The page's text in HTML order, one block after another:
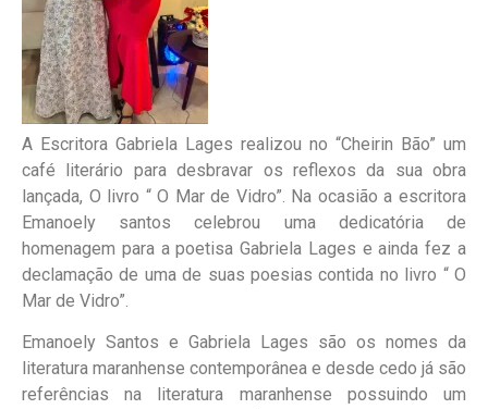
A Escritora Gabriela Lages realizou no “Cheirin Bão” um
café literário para desbravar os reflexos da sua obra
lançada, O livro “ O Mar de Vidro”. Na ocasião a escritora
Emanoely santos celebrou uma dedicatória de
homenagem para a poetisa Gabriela Lages e ainda fez a
declamação de uma de suas poesias contida no livro “ O
Mar de Vidro”.
Emanoely Santos e Gabriela Lages são os nomes da
literatura maranhense contemporânea e desde cedo já são
referências na literatura maranhense possuindo um